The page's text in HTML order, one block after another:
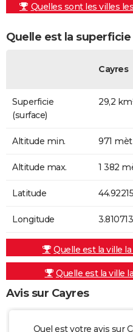
Quelles sont les villes
Quelle est la superficie
Cayres
Superficie
(surface)
29,2
Altitude min. 971
Altitude max. 1 382
Latitude
Longitude 3.810713
Quelle est la ville
Quelle est la ville
Avis sur Cayres
Quel est votre avis sur